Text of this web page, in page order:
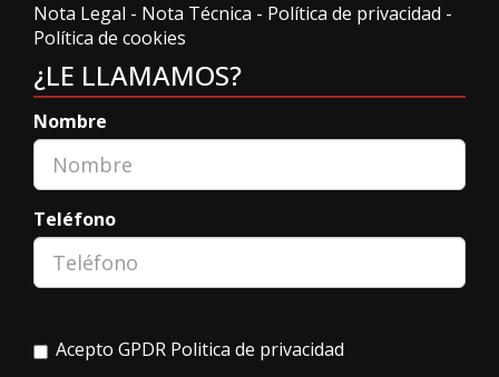
Nota Legal - Nota Técnica - Política de privacidad -
Política de cookies
¿LE LLAMAMOS?
Nombre
Teléfono
Acepto GPDR Politica de privacidad